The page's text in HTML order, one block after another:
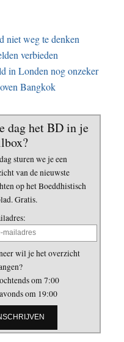
niet weg te denken
verbieden
in Londen nog onzeker
Bangkok
dag het BD in je
sturen we je een
van de nieuwste
op het Boeddhistisch
Gratis.
wil je het overzicht
om 7:00
om 19:00